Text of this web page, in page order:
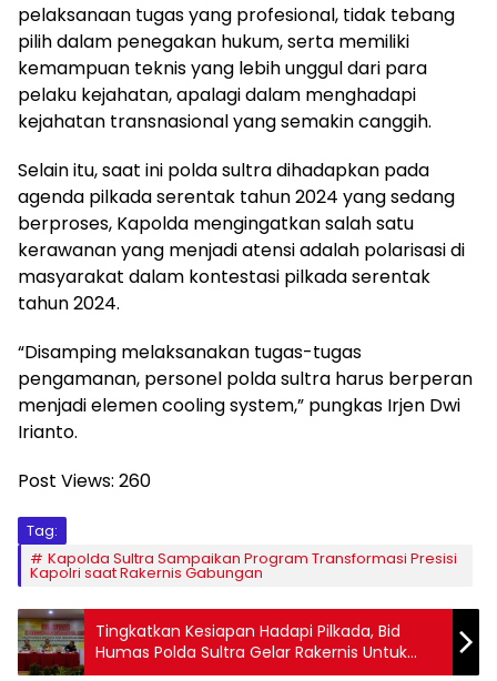
pelaksanaan tugas yang profesional, tidak tebang
pilih dalam penegakan hukum, serta memiliki
kemampuan teknis yang lebih unggul dari para
pelaku kejahatan, apalagi dalam menghadapi
kejahatan transnasional yang semakin canggih.
Selain itu, saat ini polda sultra dihadapkan pada
agenda pilkada serentak tahun 2024 yang sedang
berproses, Kapolda mengingatkan salah satu
kerawanan yang menjadi atensi adalah polarisasi di
masyarakat dalam kontestasi pilkada serentak
tahun 2024.
“Disamping melaksanakan tugas-tugas
pengamanan, personel polda sultra harus berperan
menjadi elemen cooling system,” pungkas Irjen Dwi
Irianto.
Post Views: 260
Tag:
Kapolda Sultra Sampaikan Program Transformasi Presisi
Kapolri saat Rakernis Gabungan
Tingkatkan Kesiapan Hadapi Pilkada, Bid
Humas Polda Sultra Gelar Rakernis Untuk
Tingkatkan Kemampuan Personel